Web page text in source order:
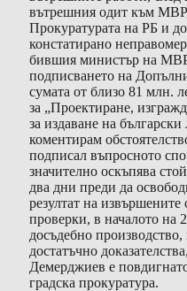
вътрешния одит към
Прокуратурата на РБ и
констатирано
бившия министър на
подписването на
сумата от близо 81 млн.
за „Проектиране,
за издаване на
коментирам
подписал въпросното
значително оскъпява
два дни преди да
резултат на
проверки, в началото на
досъдебно
достатъчно
Демерджиев е
градска прокуратура.